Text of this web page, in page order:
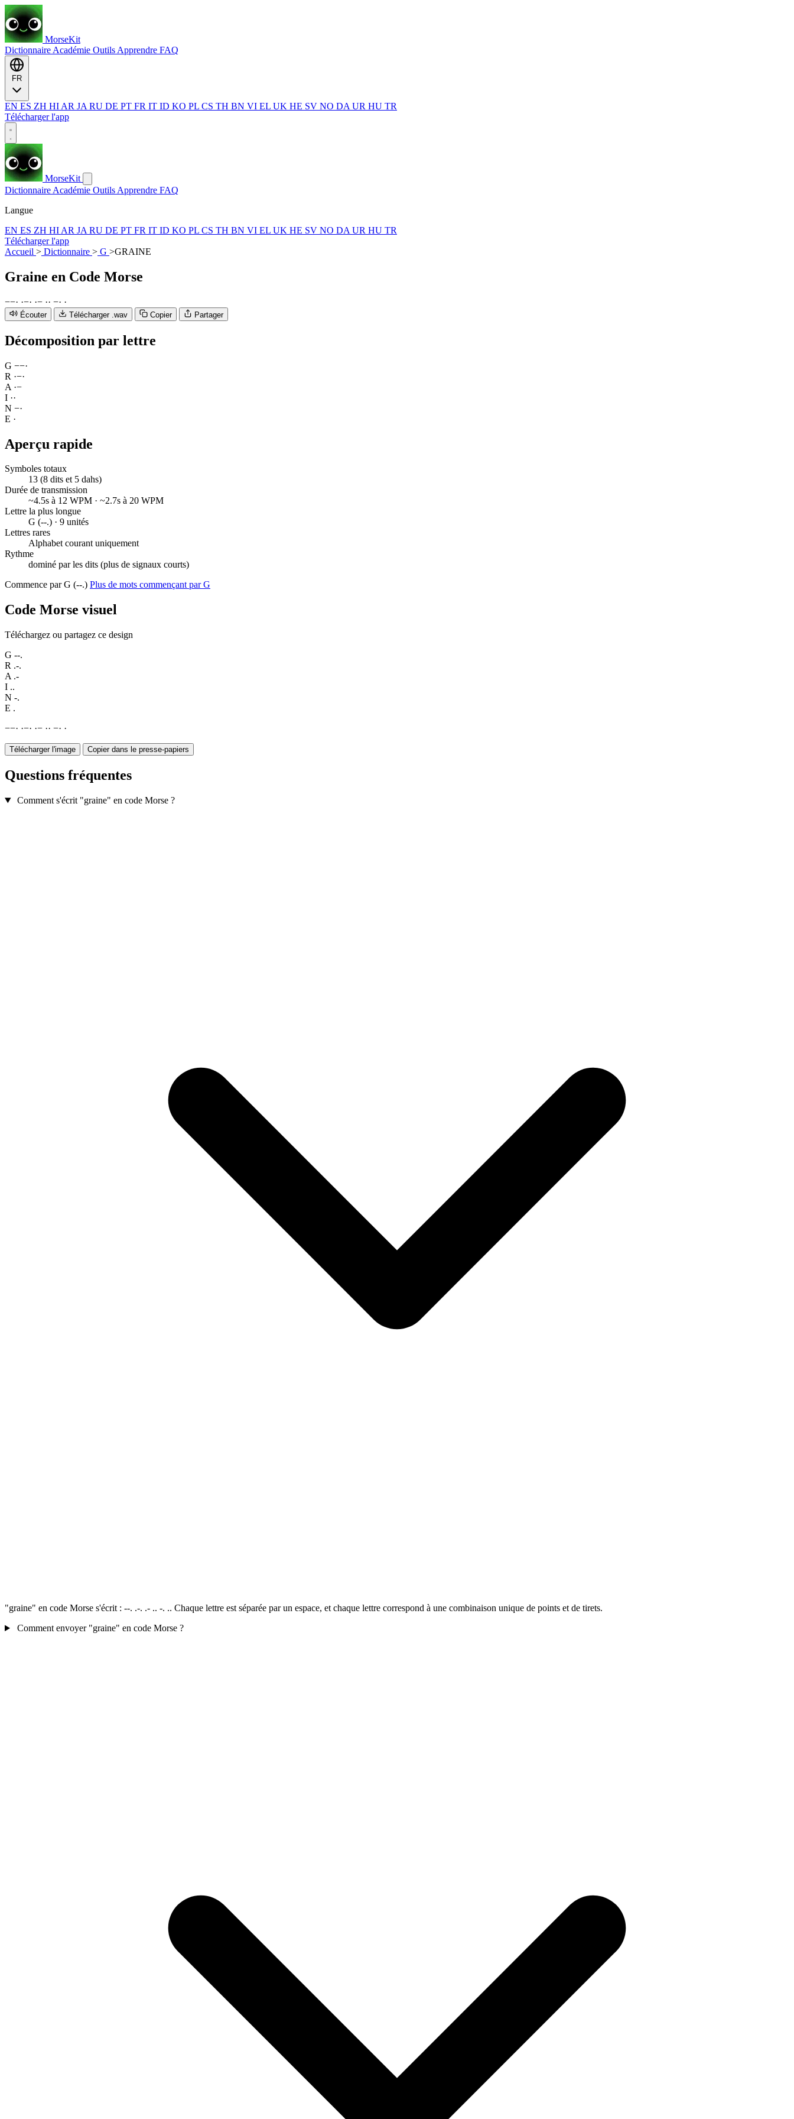
MorseKit
Dictionnaire Académie Outils Apprendre FAQ
EN ES ZH HI AR JA RU DE PT FR IT ID KO PL CS TH BN VI EL UK HE SV NO DA UR HU TR
Télécharger l'app
MorseKit
Dictionnaire Académie Outils Apprendre FAQ
Langue
EN ES ZH HI AR JA RU DE PT FR IT ID KO PL CS TH BN VI EL UK HE SV NO DA UR HU TR
Télécharger l'app
Accueil > Dictionnaire > G >GRAINE
Graine en Code Morse
−−· ·−· ·− ·· −· ·
Écouter Télécharger .wav Copier Partager
Décomposition par lettre
G −−·
R ·−·
A ·−
I ··
N −·
E ·
Aperçu rapide
Symboles totaux
13 (8 dits et 5 dahs)
Durée de transmission
~4.5s à 12 WPM · ~2.7s à 20 WPM
Lettre la plus longue
G (--.) · 9 unités
Lettres rares
Alphabet courant uniquement
Rythme
dominé par les dits (plus de signaux courts)
Commence par G (--.) Plus de mots commençant par G
Code Morse visuel
Téléchargez ou partagez ce design
G --.
R .-.
A .-
I ..
N -.
E .
−−· ·−· ·− ·· −· ·
Télécharger l'image Copier dans le presse-papiers
Questions fréquentes
Comment s'écrit "graine" en code Morse ?
"graine" en code Morse s'écrit : --. .-. .- .. -. .. Chaque lettre est séparée par un espace, et chaque lettre correspond à une combinaison unique de points et de tirets.
Comment envoyer "graine" en code Morse ?